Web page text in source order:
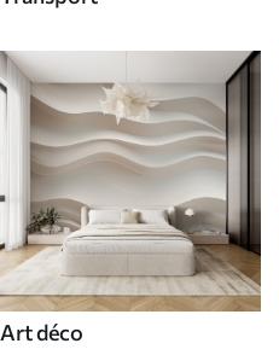
Art déco